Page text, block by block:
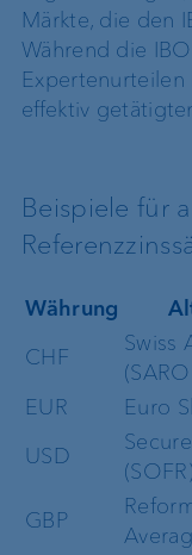
Märkte, die den
Während die
Expertenurteilen
effektiv
Beispiele für
Währung
CHF
Swiss
EUR
Euro
USD
(SOFR)
GBP